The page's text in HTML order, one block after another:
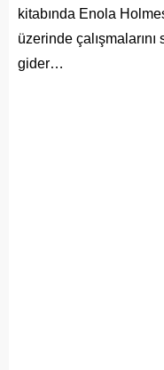
kitabında Enola
üzerinde
gider…